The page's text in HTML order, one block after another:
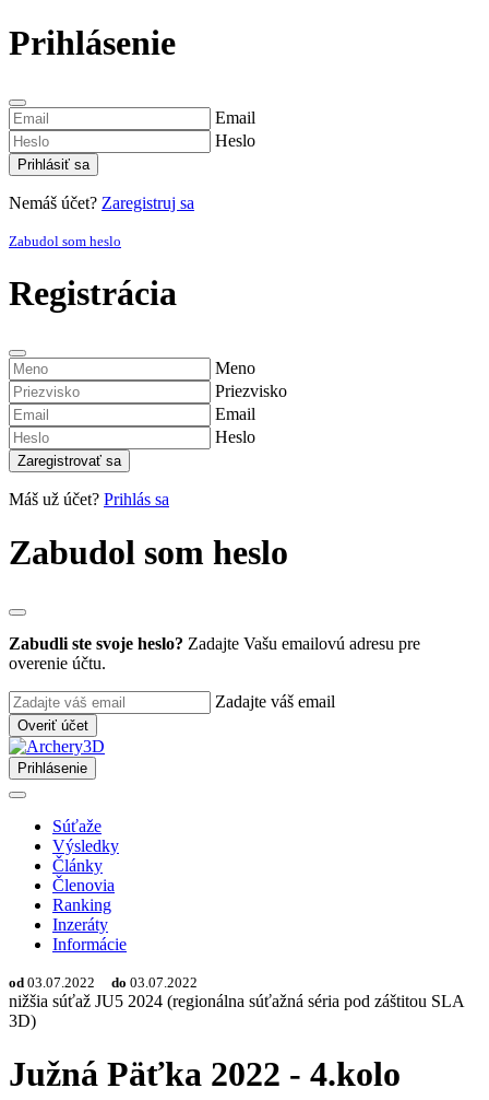
Prihlásenie
Email
Heslo
Prihlásiť sa
Nemáš účet? Zaregistruj sa
Zabudol som heslo
Registrácia
Meno
Priezvisko
Email
Heslo
Zaregistrovať sa
Máš už účet? Prihlás sa
Zabudol som heslo
Zabudli ste svoje heslo? Zadajte Vašu emailovú adresu pre
overenie účtu.
Zadajte váš email
Overiť účet
Prihlásenie
Súťaže
Výsledky
Články
Členovia
Ranking
Inzeráty
Informácie
od 03.07.2022 do 03.07.2022
nižšia súťaž JU5 2024 (regionálna súťažná séria pod záštitou SLA
3D)
Južná Päťka 2022 - 4.kolo